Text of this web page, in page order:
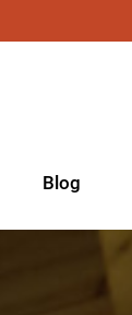
Blog